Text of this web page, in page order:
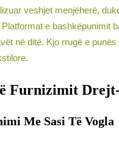
veshjet menjëherë,
e bashkëpunimit
në ditë. Kjo rrugë e
Drejt-
Me Sasi Të Vogla